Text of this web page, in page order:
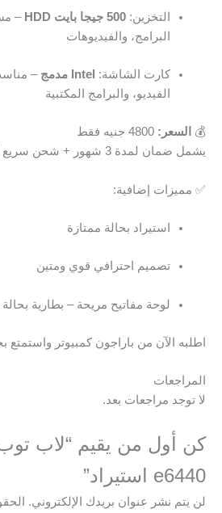
التخزين: 500 جيجا بايت HDD
–
البرامج، والفيديوهات
كارت الشاشة: Intel مدمج
–
الفيديو، والبرامج المكتبية
💰 السعر:
يشمل ضمان لمدة 3 شهور + شحن سريع لجميع المحافظات
✅ مميزات إضافية:
استيراد بحالة ممتازة
تصميم احترافي قوي ومتين
لوحة مفاتيح مريحة – بطارية
اطلبه الآن من باراجون كمبيوتر
المراجعات
لا توجد مراجعات بعد.
e6440 استيراد”
لن يتم نشر عنوان بريدك الإلكتروني.